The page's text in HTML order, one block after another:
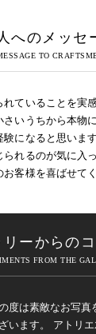
へのメッセ
ていることを実
いうちから本物
になると思いま
れるのが気に入
客様を喜ばせてく
ーからの
度は素敵なお写真
います。 アトリ